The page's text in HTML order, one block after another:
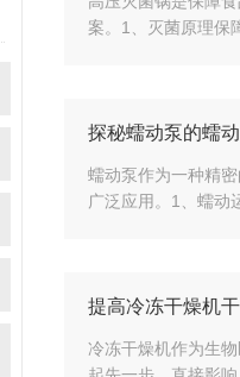
案。​​1、灭菌原理保
探秘蠕动泵的蠕
蠕动泵作为一种精
广泛应用。1、​​蠕动
提高冷冻干燥机
冷冻干燥机作为生